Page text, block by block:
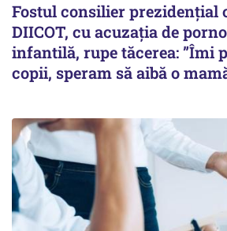
Fostul consilier prezidențial
DIICOT, cu acuzația de
infantilă, rupe tăcerea: ”Îmi
copii, speram să aibă o